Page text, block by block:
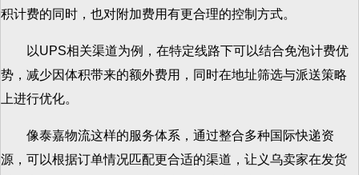
积计费的同时，也对附加费用有更合理的控制方式。
以UPS相关渠道为例，在特定线路下可以结合免泡计费优
势，减少因体积带来的额外费用，同时在地址筛选与派送策略
上进行优化。
像泰嘉物流这样的服务体系，通过整合多种国际快递资
源，可以根据订单情况匹配更合适的渠道，让义乌卖家在发货